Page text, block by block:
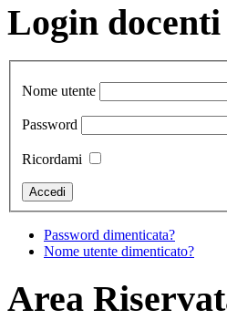
Login docenti
Nome utente
Password
Ricordami
Password dimenticata?
Nome utente dimenticato?
Area